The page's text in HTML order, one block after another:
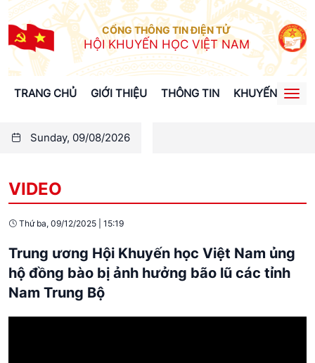
CỔNG THÔNG TIN ĐIỆN TỬ
HỘI KHUYẾN HỌC VIỆT NAM
TRANG CHỦ GIỚI THIỆU THÔNG TIN KHUYẾN HỌC
Sunday, 09/08/2026
VIDEO
Thứ ba, 09/12/2025 15:19
Trung ương Hội Khuyến học Việt Nam ủng
hộ đồng bào bị ảnh hưởng bão lũ các tỉnh
Nam Trung Bộ